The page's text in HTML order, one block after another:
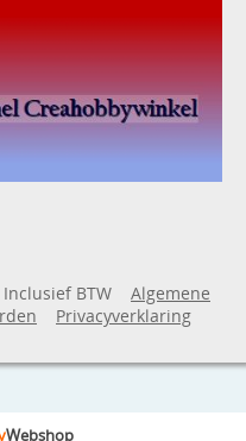
BTW
Algemene
Privacyverklaring
Webshop